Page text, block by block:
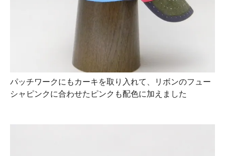
パッチワークにもカーキを取り入れて、リボンのフュー
シャピンクに合わせたピンクも配色に加えました